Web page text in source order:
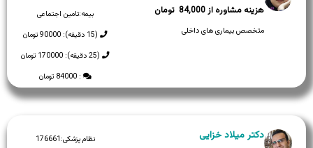
بیمه:تامین اجتماعی
(15 دقیقه): 90000 تومان
(25 دقیقه): 170000 تومان
: 84000 تومان
84,000
متخصص بیماری های داخلی
نظام پزشکی:176661
دکتر میلاد خزایی